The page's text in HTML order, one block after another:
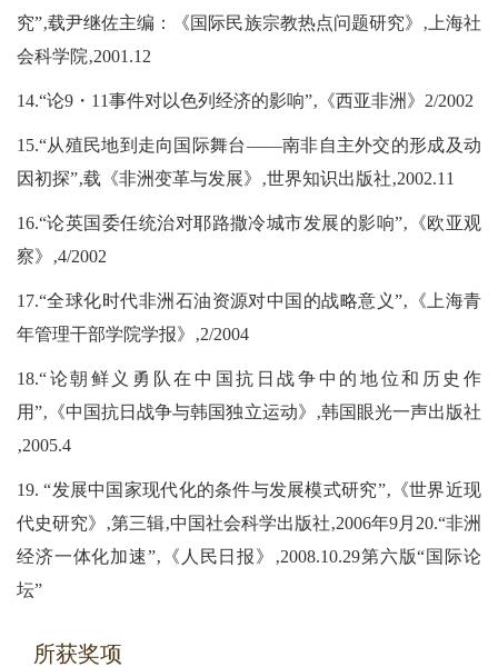
究”‚载尹继佐主编：《国际民族宗教热点问题研究》‚上海社
会科学院‚2001.12
14.“论9・11事件对以色列经济的影响”‚《西亚非洲》2/2002
15.“从殖民地到走向国际舞台――南非自主外交的形成及动
因初探”‚载《非洲变革与发展》‚世界知识出版社‚2002.11
16.“论英国委任统治对耶路撒冷城市发展的影响”‚《欧亚观
察》‚4/2002
17.“全球化时代非洲石油资源对中国的战略意义”‚《上海青
年管理干部学院学报》‚2/2004
18.“论朝鲜义勇队在中国抗日战争中的地位和历史作
用”‚《中国抗日战争与韩国独立运动》‚韩国眼光一声出版社
‚2005.4
19. “发展中国家现代化的条件与发展模式研究”‚《世界近现
代史研究》‚第三辑‚中国社会科学出版社‚2006年9月20.“非洲
经济一体化加速”‚《人民日报》‚2008.10.29第六版“国际论
坛”
所获奖项